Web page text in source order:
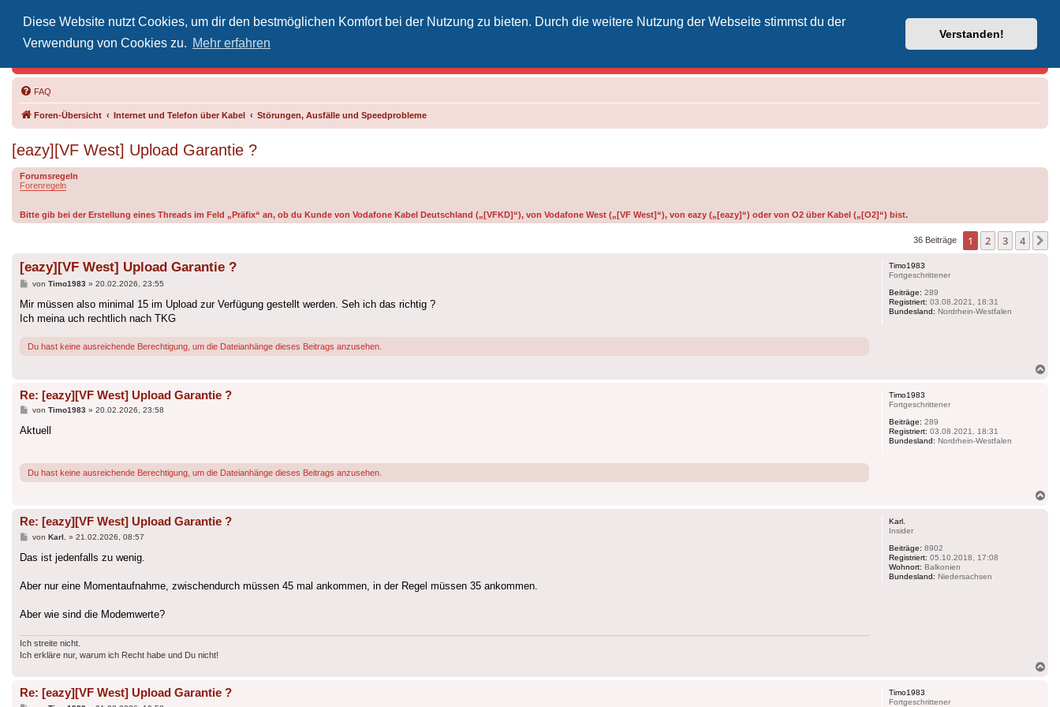
Diese Website nutzt Cookies, um dir den bestmöglichen Komfort bei der Nutzung zu bieten. Durch die weitere Nutzung der Webseite stimmst du der
Verwendung von Cookies zu. Mehr erfahren
Verstanden!
Vodafone-Kabel-Helpdesk
FAQ
Foren-Übersicht Internet und Telefon über Kabel Störungen, Ausfälle und Speedprobleme
[eazy][VF West] Upload Garantie ?
Forumsregeln
Forenregeln
Bitte gib bei der Erstellung eines Threads im Feld „Präfix“ an, ob du Kunde von Vodafone Kabel Deutschland („[VFKD]“), von Vodafone West („[VF West]“), von eazy („[eazy]“) oder von O2 über Kabel („[O2]“) bist.
36 Beiträge 1 2 3 4
Timo1983
Fortgeschrittener
Beiträge: 289
Registriert: 03.08.2021, 18:31
Bundesland: Nordrhein-Westfalen
[eazy][VF West] Upload Garantie ?
Beitrag
von Timo1983 » 20.02.2026, 23:55
Mir müssen also minimal 15 im Upload zur Verfügung gestellt werden. Seh ich das richtig ?
Ich meina uch rechtlich nach TKG
Du hast keine ausreichende Berechtigung, um die Dateianhänge dieses Beitrags anzusehen.
Timo1983
Fortgeschrittener
Beiträge: 289
Registriert: 03.08.2021, 18:31
Bundesland: Nordrhein-Westfalen
Re: [eazy][VF West] Upload Garantie ?
Beitrag
von Timo1983» 20.02.2026, 23:58
Aktuell
Du hast keine ausreichende Berechtigung, um die Dateianhänge dieses Beitrags anzusehen.
Karl.
Insider
Beiträge: 8902
Registriert: 05.10.2018, 17:08
Wohnort: Balkonien
Bundesland: Niedersachsen
Re: [eazy][VF West] Upload Garantie ?
Beitrag
von Karl. » 21.02.2026, 08:57
Das ist jedenfalls zu wenig.
Aber nur eine Momentaufnahme, zwischendurch müssen 45 mal ankommen, in der Regel müssen 35 ankommen.
Aber wie sind die Modemwerte?
Ich streite nicht.
Ich erkläre nur, warum ich Recht habe und Du nicht!
Timo1983
Fortgeschrittener
Re: [eazy][VF West] Upload Garantie ?